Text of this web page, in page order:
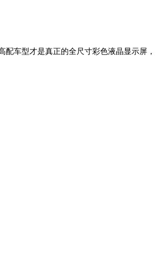
车型才是真正的全尺寸彩色液晶显示屏，